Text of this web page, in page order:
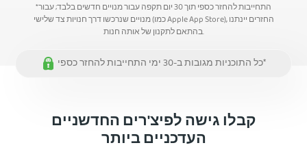
*התחייבות להחזר כספי תוך 30 יום תקפה עבור מנויים חדשים בלבד; עבור
מנויים שנרכשו דרך חנויות צד שלישי (כמו Apple App Store), החזרים יינתנו
בהתאם לתקנון של אותה חנות.
כל התוכניות מגובות ב-30 ימי התחייבות להחזר כספי*
קבלו גישה לפיצ'רים החדשניים
העדכניים ביותר